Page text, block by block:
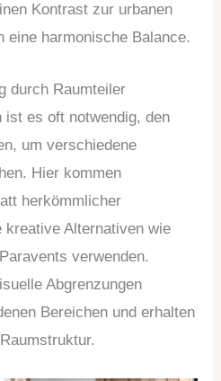
Kontrast zur urbanen
eine harmonische Balance.
durch Raumteiler
ist es oft notwendig, den
um verschiedene
Hier kommen
herkömmlicher
kreative Alternativen wie
verwenden.
Abgrenzungen
Bereichen und erhalten